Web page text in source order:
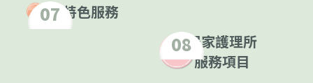
07特色服務
08居家護理所
服務項目